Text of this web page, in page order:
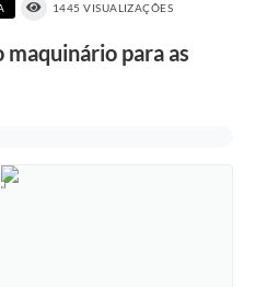
1445 VISUALIZAÇÕES
para as